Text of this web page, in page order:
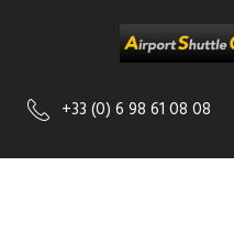
+33 (0) 6 98 61 08 08